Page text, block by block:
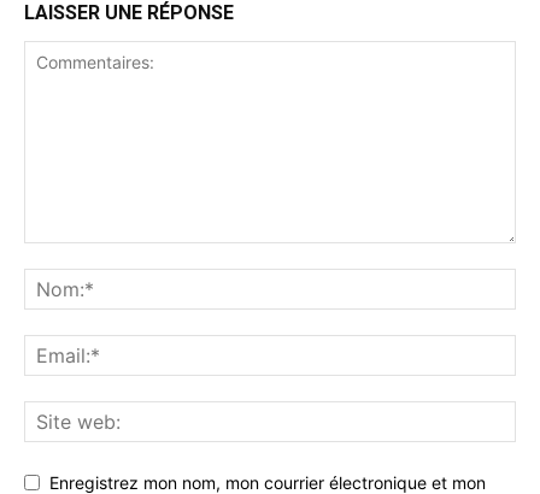
LAISSER UNE RÉPONSE
Enregistrez mon nom, mon courrier électronique et mon